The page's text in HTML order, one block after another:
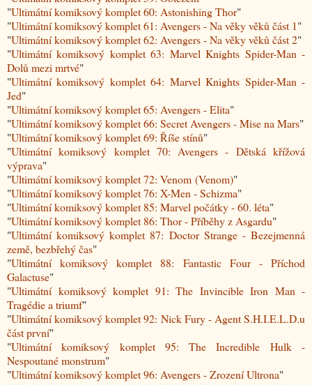
"Ultimátní komiksový komplet 60: Astonishing Thor"
"Ultimátní komiksový komplet 61: Avengers - Na věky věků část 1"
"Ultimátní komiksový komplet 62: Avengers - Na věky věků část 2"
"Ultimátní komiksový komplet 63: Marvel Knights Spider-Man -
Dolů mezi mrtvé"
"Ultimátní komiksový komplet 64: Marvel Knights Spider-Man -
Jed"
"Ultimátní komiksový komplet 65: Avengers - Elita"
"Ultimátní komiksový komplet 66: Secret Avengers - Mise na Mars"
"Ultimátní komiksový komplet 69: Říše stínů"
"Ultimátní komiksový komplet 70: Avengers - Dětská křížová
výprava"
"Ultimátní komiksový komplet 72: Venom (Venom)"
"Ultimátní komiksový komplet 76: X-Men - Schizma"
"Ultimátní komiksový komplet 85: Marvel počátky - 60. léta"
"Ultimátní komiksový komplet 86: Thor - Příběhy z Asgardu"
"Ultimátní komiksový komplet 87: Doctor Strange - Bezejmenná
země, bezbřehý čas"
"Ultimátní komiksový komplet 88: Fantastic Four - Příchod
Galactuse"
"Ultimátní komiksový komplet 91: The Invincible Iron Man -
Tragédie a triumf"
"Ultimátní komiksový komplet 92: Nick Fury - Agent S.H.I.E.L.D.u
část první"
"Ultimátní komiksový komplet 95: The Incredible Hulk -
Nespoutané monstrum"
"Ultimátní komiksový komplet 96: Avengers - Zrození Ultrona"